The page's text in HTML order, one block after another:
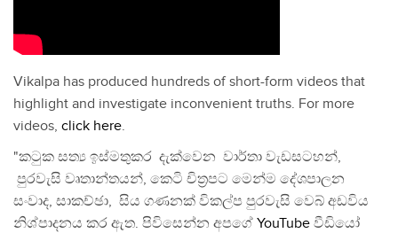
Vikalpa has produced hundreds of short-form videos that
highlight and investigate inconvenient truths. For more
videos, click here.
"කටුක සත්‍ය ඉස්මතුකර දැක්වෙන වාර්තා වැඩසටහන්,
පුරවැසි වෘතාන්තයන්, කෙටි චිත්‍රපට මෙන්ම දේශපාලන
සංවාද, සාකච්ඡා, සිය ගණනක් විකල්ප පුරවැසි වෙබ් අඩවිය
නිශ්පාදනය කර ඇත. පිවිසෙන්න අපගේ YouTube වීඩියෝ